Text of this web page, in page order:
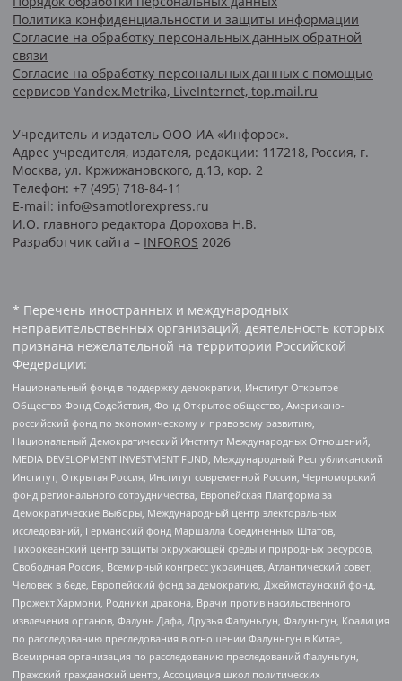
Политика конфиденциальности и защиты информации
Согласие на обработку персональных данных обратной
связи
Согласие на обработку персональных данных с помощью
сервисов Yandex.Metrika, LiveInternet, top.mail.ru
Учредитель и издатель ООО ИА «Инфорос».
Адрес учредителя, издателя, редакции: 117218, Россия, г.
Москва, ул. Кржижановского, д.13, кор. 2
Телефон: +7 (495) 718-84-11
E-mail: info@samotlorexpress.ru
И.О. главного редактора Дорохова Н.В.
Разработчик сайта – INFOROS 2026
* Перечень иностранных и международных
неправительственных организаций, деятельность которых
признана нежелательной на территории Российской
Федерации:
Национальный фонд в поддержку демократии, Институт Открытое
Общество Фонд Содействия, Фонд Открытое общество, Американо-
российский фонд по экономическому и правовому развитию,
Национальный Демократический Институт Международных Отношений,
MEDIA DEVELOPMENT INVESTMENT FUND, Международный Республиканский
Институт, Открытая Россия, Институт современной России, Черноморский
фонд регионального сотрудничества, Европейская Платформа за
Демократические Выборы, Международный центр электоральных
исследований, Германский фонд Маршалла Соединенных Штатов,
Тихоокеанский центр защиты окружающей среды и природных ресурсов,
Свободная Россия, Всемирный конгресс украинцев, Атлантический совет,
Человек в беде, Европейский фонд за демократию, Джеймстаунский фонд,
Прожект Хармони, Родники дракона, Врачи против насильственного
извлечения органов, Фалунь Дафа, Друзья Фалуньгун, Фалуньгун, Коалиция
по расследованию преследования в отношении Фалуньгун в Китае,
Всемирная организация по расследованию преследований Фалуньгун,
Пражский гражданский центр, Ассоциация школ политических